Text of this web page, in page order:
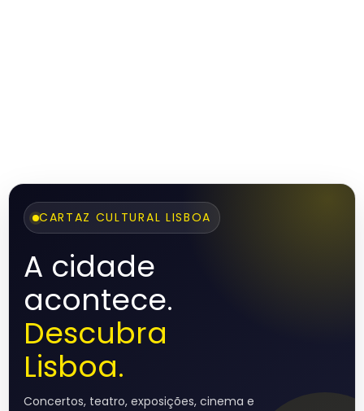
CARTAZ CULTURAL LISBOA
A cidade
acontece.
Descubra
Lisboa.
Concertos, teatro, exposições, cinema e